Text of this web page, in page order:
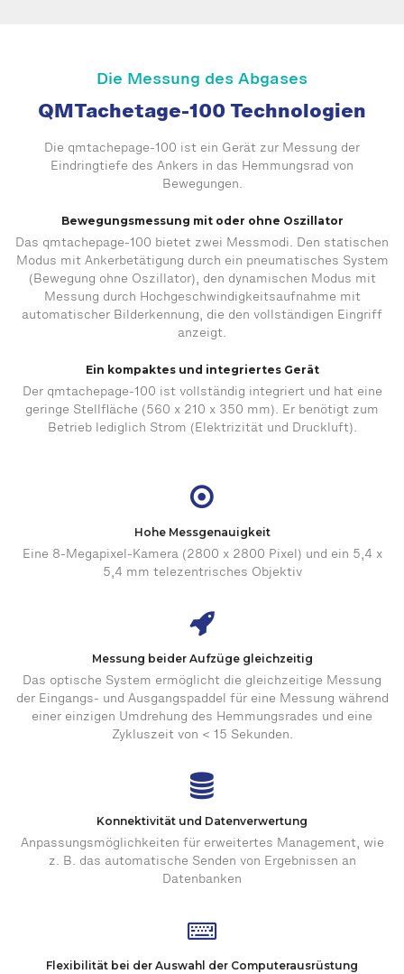
Die Messung des Abgases
QMTachetage-100 Technologien
Die qmtachepage-100 ist ein Gerät zur Messung der
Eindringtiefe des Ankers in das Hemmungsrad von
Bewegungen.
Bewegungsmessung mit oder ohne Oszillator
Das qmtachepage-100 bietet zwei Messmodi. Den statischen
Modus mit Ankerbetätigung durch ein pneumatisches System
(Bewegung ohne Oszillator), den dynamischen Modus mit
Messung durch Hochgeschwindigkeitsaufnahme mit
automatischer Bilderkennung, die den vollständigen Eingriff
anzeigt.
Ein kompaktes und integriertes Gerät
Der qmtachepage-100 ist vollständig integriert und hat eine
geringe Stellfläche (560 x 210 x 350 mm). Er benötigt zum
Betrieb lediglich Strom (Elektrizität und Druckluft).
Hohe Messgenauigkeit
Eine 8-Megapixel-Kamera (2800 x 2800 Pixel) und ein 5,4 x
5,4 mm telezentrisches Objektiv
Messung beider Aufzüge gleichzeitig
Das optische System ermöglicht die gleichzeitige Messung
der Eingangs- und Ausgangspaddel für eine Messung während
einer einzigen Umdrehung des Hemmungsrades und eine
Zykluszeit von < 15 Sekunden.
Konnektivität und Datenverwertung
Anpassungsmöglichkeiten für erweitertes Management, wie
z. B. das automatische Senden von Ergebnissen an
Datenbanken
Flexibilität bei der Auswahl der Computerausrüstung